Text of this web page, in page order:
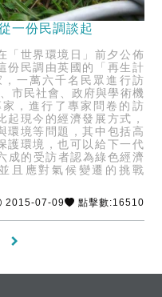
一份民調談起
「世界環境日」前夕公佈
份民調由英國的「再生計
一萬六千名民眾進行訪
市民社會、政府與學術機
，進行了專家問卷的訪
起現今的經濟發展方式，
環境等問題，其中包括高
護環境，也可以給下一代
成的受訪者認為綠色經濟
且應對氣候變遷的挑戰
2015-07-09 點擊數:16510
keyboard_arrow_right